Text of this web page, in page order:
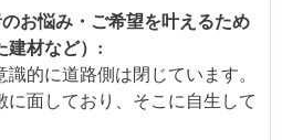
お悩み・ご希望を叶えるため
建材など）:
的に道路側は閉じています。
に面しており、そこに自生して